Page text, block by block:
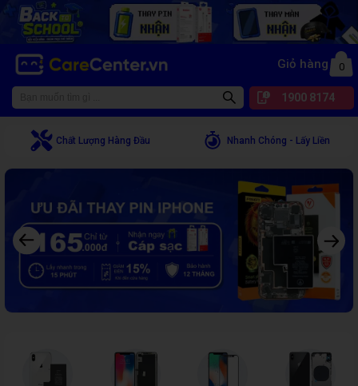
Giỏ hàng 0
1900 8174
Chất Lượng Hàng Đầu Nhanh Chóng - Lấy Liền
CareCenter - Sửa điện thoại, laptop giá rẻ chất lượng tại TPHCM